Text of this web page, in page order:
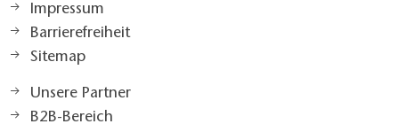
Impressum
Barrierefreiheit
Sitemap
Unsere Partner
B2B-Bereich